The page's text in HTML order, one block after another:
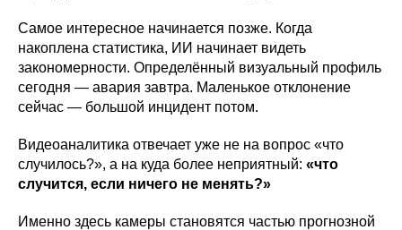
Самое интересное начинается позже. Когда
накоплена статистика, ИИ начинает видеть
закономерности. Определённый визуальный профиль
сегодня — авария завтра. Маленькое отклонение
сейчас — большой инцидент потом.
Видеоаналитика отвечает уже не на вопрос «что
случилось?», а на куда более неприятный: «что
случится, если ничего не менять?»
Именно здесь камеры становятся частью прогнозной